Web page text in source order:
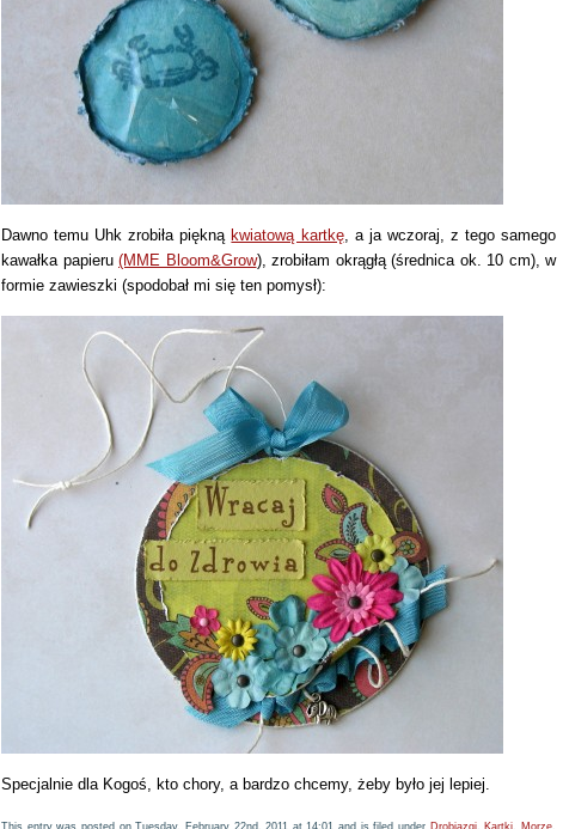
Dawno temu Uhk zrobiła piękną kwiatową kartkę, a ja wczoraj, z tego samego
kawałka papieru (MME Bloom&Grow), zrobiłam okrągłą (średnica ok. 10 cm), w
formie zawieszki (spodobał mi się ten pomysł):
Specjalnie dla Kogoś, kto chory, a bardzo chcemy, żeby było jej lepiej.
This entry was posted on Tuesday, February 22nd, 2011 at 14:01 and is filed under Drobiazgi, Kartki, Morze.